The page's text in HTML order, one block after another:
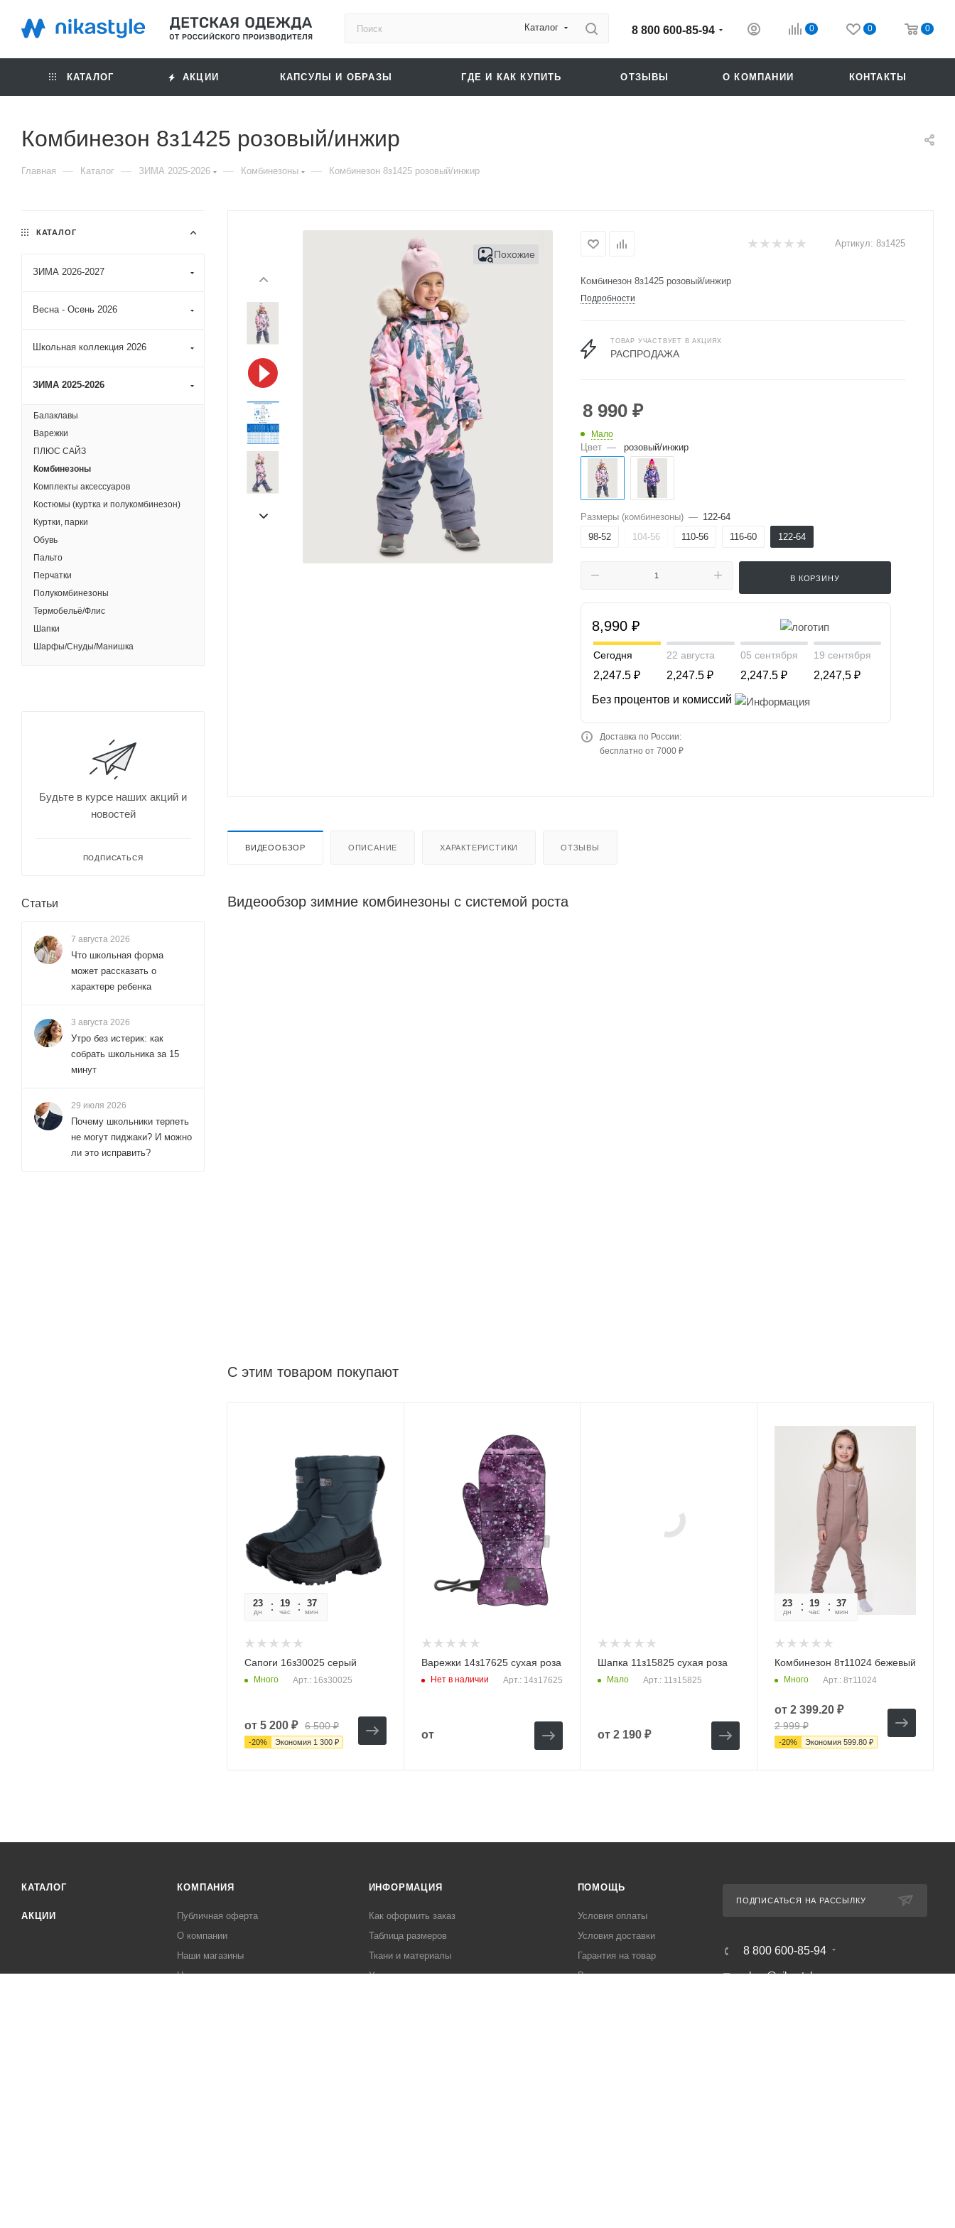
Каталог 8 800 600-85-94 0 0 0
КАТАЛОГ АКЦИИ КАПСУЛЫ И ОБРАЗЫ ГДЕ И КАК КУПИТЬ ОТЗЫВЫ О КОМПАНИИ КОНТАКТЫ
Комбинезон 8з1425 розовый/инжир
Главная — Каталог — ЗИМА 2025-2026 — Комбинезоны — Комбинезон 8з1425 розовый/инжир
Похожие
Артикул: 8з1425
Комбинезон 8з1425 розовый/инжир
Подробности
ТОВАР УЧАСТВУЕТ В АКЦИЯХ
РАСПРОДАЖА
8 990 ₽
Мало
Цвет — розовый/инжир
Размеры (комбинезоны) — 122-64
98-52
104-56 110-56 116-60 122-64
В КОРЗИНУ
8,990 ₽
Сегодня
2,247.5 ₽
22 августа
2,247.5 ₽
05 сентября
2,247.5 ₽
19 сентября
2,247,5 ₽
Без процентов и комиссий
Доставка по России:
бесплатно от 7000 ₽
ВИДЕООБЗОР ОПИСАНИЕ ХАРАКТЕРИСТИКИ ОТЗЫВЫ
Видеообзор зимние комбинезоны с системой роста
С этим товаром покупают
23
дн
19
час
37
мин
Сапоги 16з30025 серый
Много Арт.: 16з30025
от 5 200 ₽ 6 500 ₽
-20% Экономия 1 300 ₽
Варежки 14з17625 сухая роза
Нет в наличии Арт.: 14з17625
от
Шапка 11з15825 сухая роза
Мало Арт.: 11з15825
от 2 190 ₽
23
дн
19
час
37
мин
07
сек
Комбинезон 8т11024 бежевый
Много Арт.: 8т11024
от 2 399.20 ₽
2 999 ₽
-20% Экономия 599.80 ₽
КАТАЛОГ
ЗИМА 2026-2027
Весна - Осень 2026
Школьная коллекция 2026
ЗИМА 2025-2026
Балаклавы
Варежки
ПЛЮС САЙЗ
Комбинезоны
Комплекты аксессуаров
Костюмы (куртка и полукомбинезон)
Куртки, парки
Обувь
Пальто
Перчатки
Полукомбинезоны
Термобельё/Флис
Шапки
Шарфы/Снуды/Манишка
Будьте в курсе наших акций и
новостей
ПОДПИСАТЬСЯ
Статьи
7 августа 2026
Что школьная форма
может рассказать о
характере ребенка
3 августа 2026
Утро без истерик: как
собрать школьника за 15
минут
29 июля 2026
Почему школьники терпеть
не могут пиджаки? И можно
ли это исправить?
КАТАЛОГ
АКЦИИ
КОМПАНИЯ
Публичная оферта
О компании
Наши магазины
Новости
ИНФОРМАЦИЯ
Как оформить заказ
Таблица размеров
Ткани и материалы
Уход
ПОМОЩЬ
Условия оплаты
Условия доставки
Гарантия на товар
Возврат товара
ПОДПИСАТЬСЯ НА РАССЫЛКУ
8 800 600-85-94
shop@nikastyle.ru